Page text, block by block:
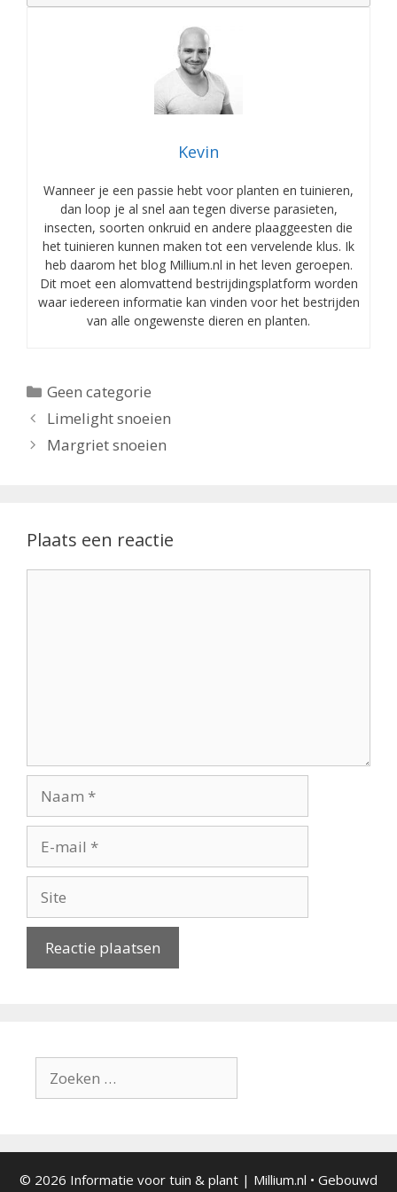
Kevin
Wanneer je een passie hebt voor planten en tuinieren,
dan loop je al snel aan tegen diverse parasieten,
insecten, soorten onkruid en andere plaaggeesten die
het tuinieren kunnen maken tot een vervelende klus. Ik
heb daarom het blog Millium.nl in het leven geroepen.
Dit moet een alomvattend bestrijdingsplatform worden
waar iedereen informatie kan vinden voor het bestrijden
van alle ongewenste dieren en planten.
Categorieën
Geen categorie
Limelight snoeien
Margriet snoeien
Plaats een reactie
mail
naar:
© 2026 Informatie voor tuin & plant | Millium.nl • Gebouwd